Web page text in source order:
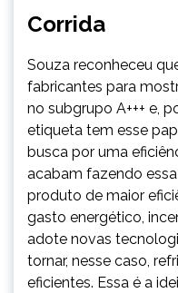
Corrida
Souza reconheceu
fabricantes para
no subgrupo A+++ e,
etiqueta tem esse
busca por uma
acabam fazendo
produto de maior
gasto energético,
adote novas
tornar, nesse caso,
eficientes. Essa é a